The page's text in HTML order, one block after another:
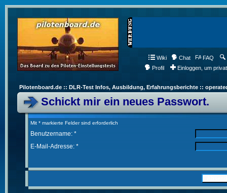
Wiki Chat FAQ
Profil
Einloggen, um
Pilotenboard.de :: DLR-Test Infos, Ausbildung, Erfahrungsberichte ::
Schickt mir ein neues Passwort.
Mit * markierte Felder sind erforderlich
Benutzername: *
E-Mail-Adresse: *